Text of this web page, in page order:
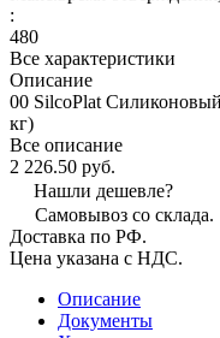
:
480
Все характеристики
Описание
00 SilcoPlat
кг)
Все описание
2 226.50 руб.
Нашли дешевле?
Самовывоз со склада.
Доставка по РФ.
Цена указана с НДС.
Описание
Документы